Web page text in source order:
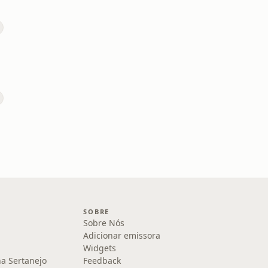
Sertanejo
SOBRE
Sobre Nós
Adicionar emissora
Widgets
Feedback